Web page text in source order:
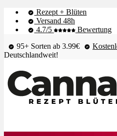
Rezept + Blüten
Versand 48h
4.7/5
Bewertung
95+ Sorten ab 3.99€
Deutschlandweit!